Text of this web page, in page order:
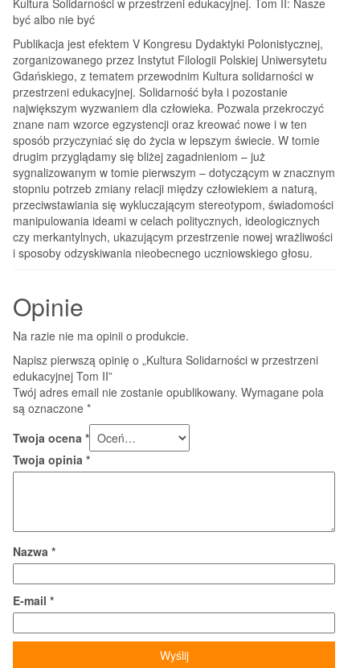
być albo nie być
Publikacja jest efektem V Kongresu Dydaktyki Polonistycznej,
zorganizowanego przez Instytut Filologii Polskiej Uniwersytetu
Gdańskiego, z tematem przewodnim Kultura solidarności w
przestrzeni edukacyjnej. Solidarność była i pozostanie
największym wyzwaniem dla człowieka. Pozwala przekroczyć
znane nam wzorce egzystencji oraz kreować nowe i w ten
sposób przyczyniać się do życia w lepszym świecie. W tomie
drugim przyglądamy się bliżej zagadnieniom – już
sygnalizowanym w tomie pierwszym – dotyczącym w znacznym
stopniu potrzeb zmiany relacji między człowiekiem a naturą,
przeciwstawiania się wykluczającym stereotypom, świadomości
manipulowania ideami w celach politycznych, ideologicznych
czy merkantylnych, ukazującym przestrzenie nowej wrażliwości
i sposoby odzyskiwania nieobecnego uczniowskiego głosu.
Opinie
Na razie nie ma opinii o produkcie.
Napisz pierwszą opinię o „Kultura Solidarności w przestrzeni
edukacyjnej Tom II”
Twój adres email nie zostanie opublikowany. Wymagane pola
są oznaczone *
Twoja ocena *
Twoja opinia *
Nazwa *
E-mail *